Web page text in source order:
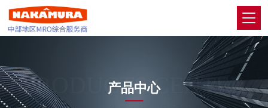
PRODUCTS CENTER
产品中心